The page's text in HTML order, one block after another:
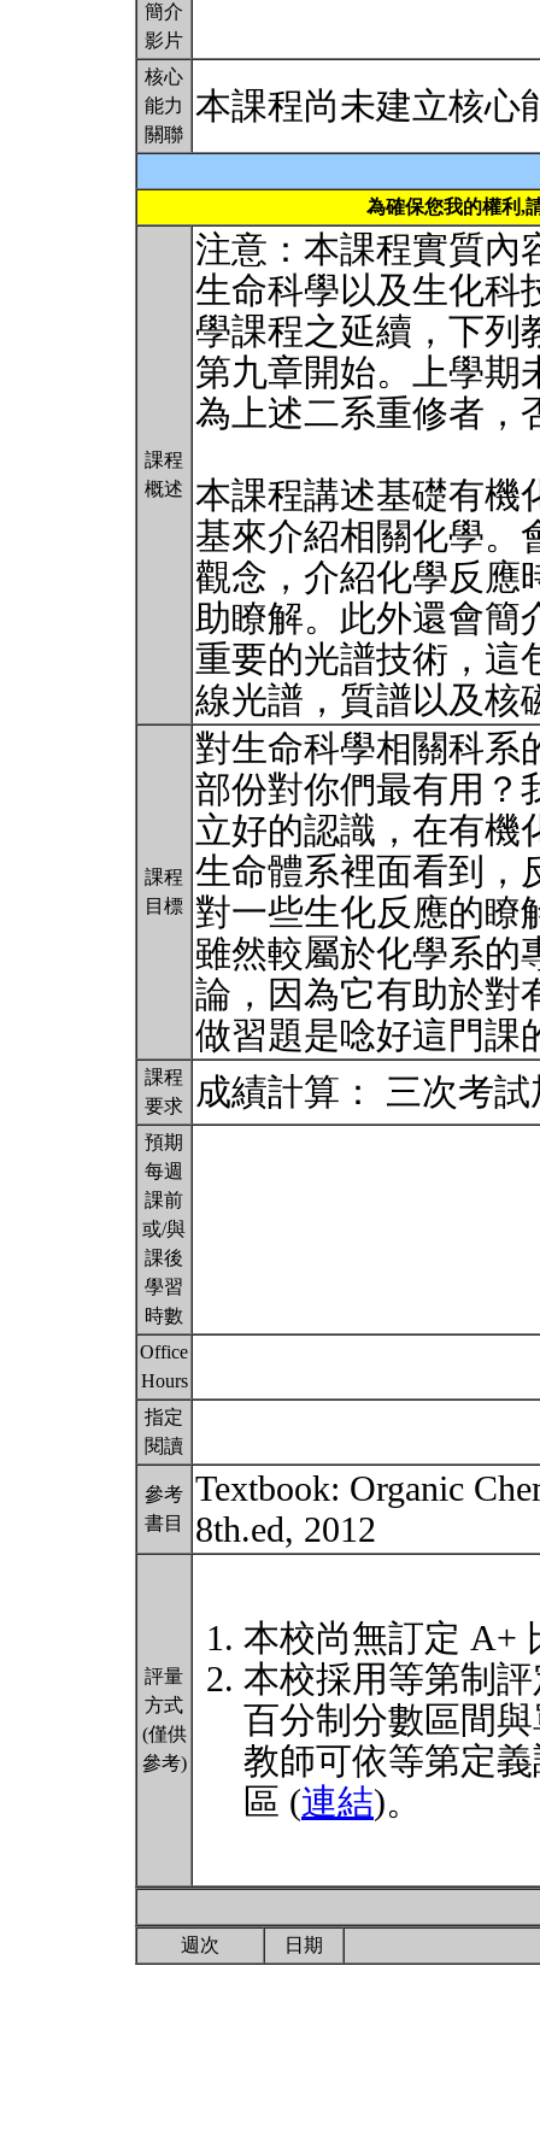
簡介
影片
核心
能力
關聯
本課程尚未建立核心
為確保您我的權利,
課程
概述
注意：本課程實質內
生命科學以及生化科
學課程之延續，下列
第九章開始。上學期
為上述二系重修者，
本課程講述基礎有機
基來介紹相關化學。
觀念，介紹化學反應
助瞭解。此外還會簡
重要的光譜技術，這
線光譜，質譜以及核
課程
目標
對生命科學相關科系
部份對你們最有用？
立好的認識，在有機
生命體系裡面看到，
對一些生化反應的瞭
雖然較屬於化學系的
論，因為它有助於對
做習題是唸好這門課
課程
要求
成績計算： 三次考
預期
每週
課前
或/與
課後
學習
時數
Office
Hours
指定
閱讀
參考
書目
Textbook: Organic
8th.ed, 2012
評量
方式
(僅供
參考)
本校尚無訂定 A+
本校採用等第制
百分制分數區間
教師可依等第定
區 (連結)。
週次 日期